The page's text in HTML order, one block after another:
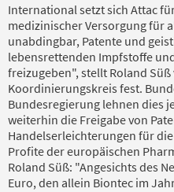
International setzt sich Attac
medizinischer Versorgung für
unabdingbar, Patente und
lebensrettenden Impfstoffe
freizugeben", stellt Roland
Koordinierungskreis fest.
Bundesregierung lehnen dies
weiterhin die Freigabe von
Handelserleichterungen für
Profite der europäischen
Roland Süß: "Angesichts des
Euro, den allein Biontec im